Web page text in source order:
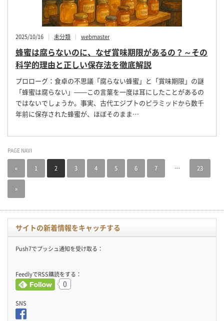
2025/10/16 未分類 webmaster
蜂蜜は腐らないのに、なぜ賞味期限があるの？～その
科学的理由と正しい保存法を徹底解説
プロローグ：食卓の不思議「腐らない蜂蜜」と「賞味期限」の謎
「蜂蜜は腐らない」——この言葉を一度は耳にしたことがあるの
ではないでしょうか。事実、古代エジプトのピラミッドから数千
年前に保存された蜂蜜が、ほぼそのまま…
PAGE NAVI
« 1 2 3 4 5 6 7 … 23
»
サイトの新着情報をキャッチする
Push7でプッシュ通知を受け取る：
FeedlyでRSS購読をする：
0
SNS